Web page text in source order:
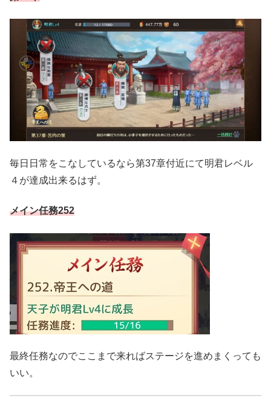
毎日日常をこなしているなら第37章付近にて明君レベル
４が達成出来るはず。
メイン任務252
最終任務なのでここまで来ればステージを進めまくっても
いい。